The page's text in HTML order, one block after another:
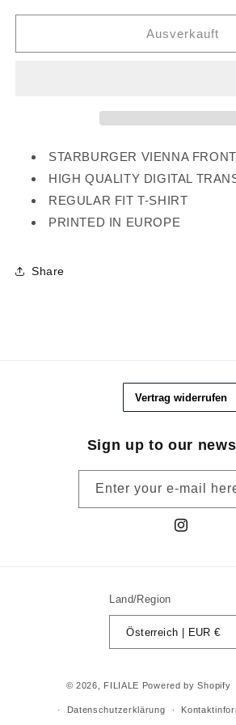
Menge
STARBURGER
Menge
STARBURGER
Ausverkauft
STARBURGER VIENNA
HIGH QUALITY DIGITAL
REGULAR FIT T-SHIRT
PRINTED IN EUROPE
Share
Sign up to our
Enter your e-mail
Instagram
Land/Region
Österreich | EUR €
© 2026, FILIALE Powered by Shopify
Datenschutzerklärung